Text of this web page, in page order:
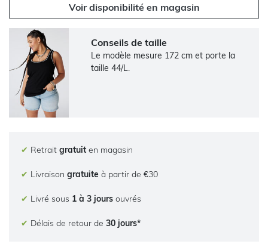
Voir disponibilité en magasin
Conseils de taille
Le modèle mesure 172 cm et porte la
taille 44/L.
✔ Retrait gratuit en magasin
✔ Livraison gratuite à partir de €30
✔ Livré sous 1 à 3 jours ouvrés
✔ Délais de retour de 30 jours*